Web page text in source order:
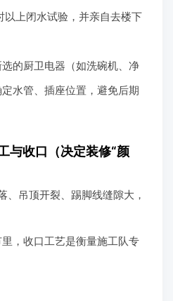
上闭水试验，并亲自去楼下
选的厨卫电器（如洗碗机、净
水管、插座位置，避免后期
与收口（决定装修“颜
、吊顶开裂、踢脚线缝隙大，
里，收口工艺是衡量施工队专